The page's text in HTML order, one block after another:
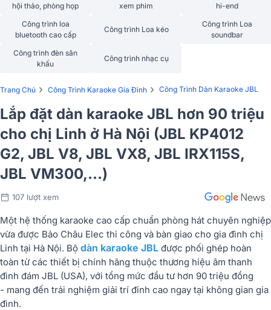
hội thảo, phòng họp
xem phim
hi-end
Công trình loa
bluetooth cao cấp
Công trình Loa kéo
Công trình Loa
soundbar
Công trình đèn sân
khấu
Công trình nhạc cụ
Trang Chủ › Công Trình Karaoke Gia Đình › Công Trình Dàn Karaoke JBL
Lắp đặt dàn karaoke JBL hơn 90 triệu
cho chị Linh ở Hà Nội (JBL KP4012
G2, JBL V8, JBL VX8, JBL IRX115S,
JBL VM300,...)
107 lượt xem
Một hệ thống karaoke cao cấp chuẩn phòng hát chuyên nghiệp
vừa được Bảo Châu Elec thi công và bàn giao cho gia đình chị
Linh tại Hà Nội. Bộ dàn karaoke JBL được phối ghép hoàn
toàn từ các thiết bị chính hãng thuộc thương hiệu âm thanh
đình đám JBL (USA), với tổng mức đầu tư hơn 90 triệu đồng
- mang đến trải nghiệm giải trí đỉnh cao ngay tại không gian gia
đình.